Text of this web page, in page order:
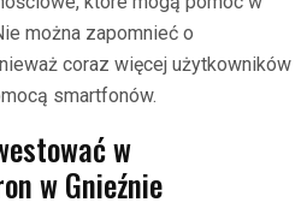
można zapomnieć o
coraz więcej użytkowników
smartfonów.
w
w Gnieźnie